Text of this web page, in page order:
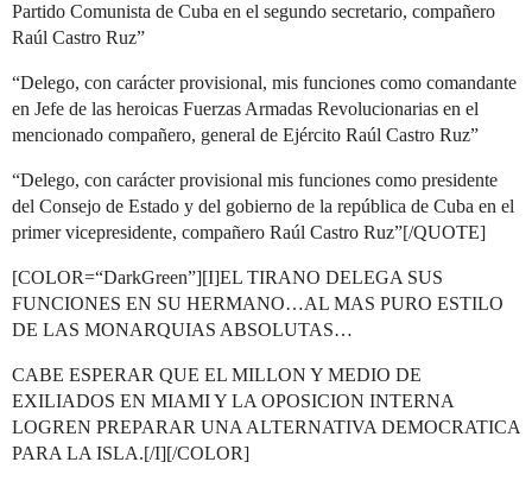
Partido Comunista de Cuba en el segundo secretario, compañero
Raúl Castro Ruz”
“Delego, con carácter provisional, mis funciones como comandante
en Jefe de las heroicas Fuerzas Armadas Revolucionarias en el
mencionado compañero, general de Ejército Raúl Castro Ruz”
“Delego, con carácter provisional mis funciones como presidente
del Consejo de Estado y del gobierno de la república de Cuba en el
primer vicepresidente, compañero Raúl Castro Ruz”[/QUOTE]
[COLOR=“DarkGreen”][I]EL TIRANO DELEGA SUS
FUNCIONES EN SU HERMANO…AL MAS PURO ESTILO
DE LAS MONARQUIAS ABSOLUTAS…
CABE ESPERAR QUE EL MILLON Y MEDIO DE
EXILIADOS EN MIAMI Y LA OPOSICION INTERNA
LOGREN PREPARAR UNA ALTERNATIVA DEMOCRATICA
PARA LA ISLA.[/I][/COLOR]